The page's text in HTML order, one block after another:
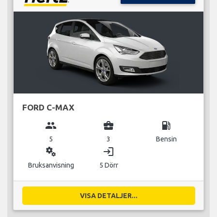
FORD C-MAX
group
5
business_center
3
local_gas_station
Bensin
miscellaneous_services
Bruksanvisning
login
5 Dörr
VISA DETALJER...